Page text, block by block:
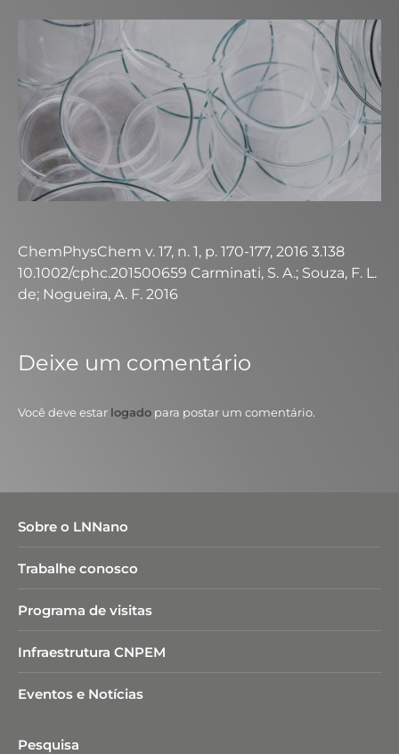
ChemPhysChem v. 17, n. 1, p. 170-177, 2016 3.138
10.1002/cphc.201500659 Carminati, S. A.; Souza, F. L.
de; Nogueira, A. F. 2016
Deixe um comentário
Você deve estar logado para postar um comentário.
Sobre o LNNano
Trabalhe conosco
Programa de visitas
Infraestrutura CNPEM
Eventos e Notícias
Pesquisa